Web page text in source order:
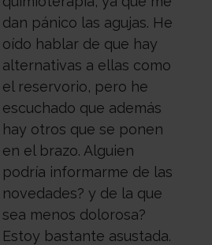
dan pánico las agujas. He
oído hablar de que hay
alternativas a ellas como
el reservorio, pero he
escuchado que además
hay otros que se ponen
en el brazo. Alguien
podría informarme de las
novedades? y de la que
sea menos dolorosa?
Estoy bastante asustada.